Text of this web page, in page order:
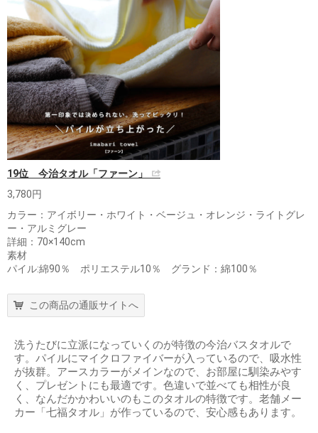
19位 今治タオル「ファーン」
3,780円
カラー：アイボリー・ホワイト・ベージュ・オレンジ・ライトグレ
ー・アルミグレー
詳細：70×140cm
素材
パイル:綿90％ ポリエステル10％ グランド：綿100％
この商品の通販サイトへ
洗うたびに立派になっていくのが特徴の今治バスタオルで
す。パイルにマイクロファイバーが入っているので、吸水性
が抜群。アースカラーがメインなので、お部屋に馴染みやす
く、プレゼントにも最適です。色違いで並べても相性が良
く、なんだかかわいいのもこのタオルの特徴です。老舗メー
カー「七福タオル」が作っているので、安心感もあります。